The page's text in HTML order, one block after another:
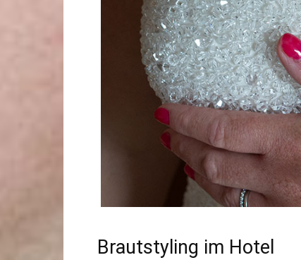
Brautstyling im Hotel